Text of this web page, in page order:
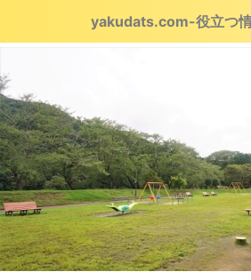
yakudats.com-役立つ